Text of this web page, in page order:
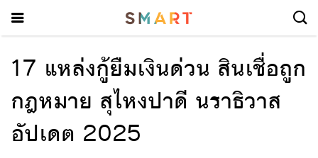
17 แหล่งกู้ยืมเงินด่วน สินเชื่อถูก
กฎหมาย สุไหงปาดี นราธิวาส
อัปเดต 2025